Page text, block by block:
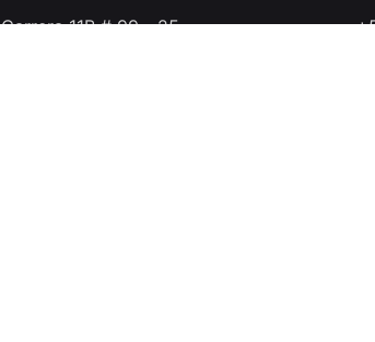
Carrera 11B # 99 - 25